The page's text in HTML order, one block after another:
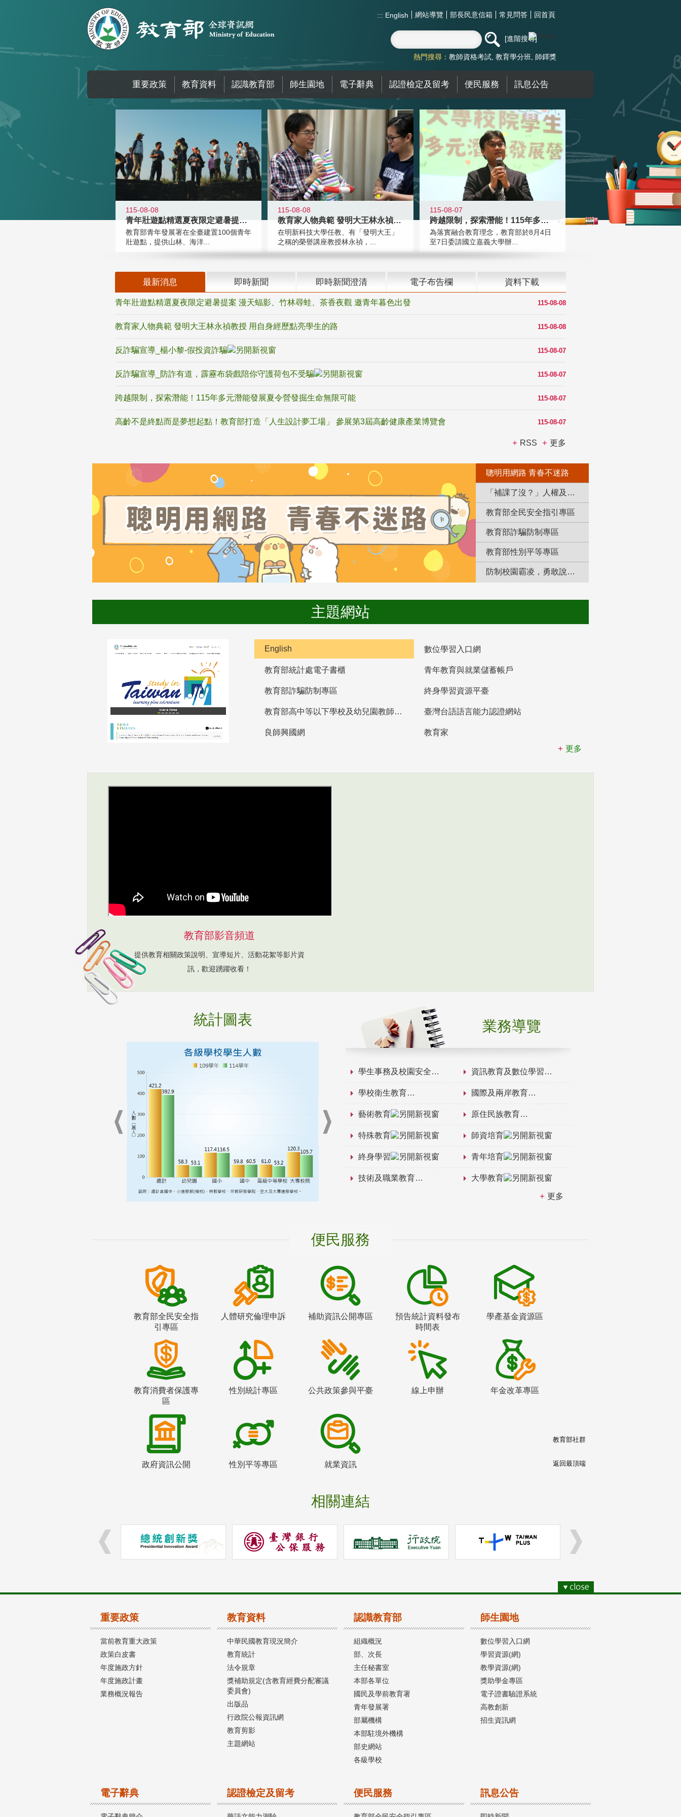
::: English 網站導覽 部長民意信箱 常見問答 回首頁
進階搜尋
熱門搜尋： 教師資格考試 教育學分班 師鐸獎
重要政策 教育資料 認識教育部 師生園地 電子辭典 認證檢定及留考 便民服務 訊息公告
:::
115-08-08
青年壯遊點精選夏夜限定避暑提案 漫
教育部青年發展署在全臺建置100個青年
壯遊點，提供山林、海洋...
115-08-08
教育家人物典範 發明大王林永禎教授
在明新科技大學任教、有「發明大王」
之稱的榮譽講座教授林永禎，...
115-08-07
跨越限制，探索潛能！115年多元潛
為落實融合教育理念，教育部於8月4日
至7日委請國立嘉義大學辦...
最新消息 即時新聞 即時新聞澄清 電子布告欄 資料下載
115-08-08
青年壯遊點精選夏夜限定避暑提案 漫天蝠影、竹林尋蛙、茶香夜觀 邀青年暮色出發
115-08-08
教育家人物典範 發明大王林永禎教授 用自身經歷點亮學生的路
115-08-07
反詐騙宣導_楊小黎-假投資詐騙
115-08-07
反詐騙宣導_防詐有道，霹靂布袋戲陪你守護荷包不受騙
115-08-07
跨越限制，探索潛能！115年多元潛能發展夏令營發掘生命無限可能
115-08-07
高齡不是終點而是夢想起點！教育部打造「人生設計夢工場」 參展第3屆高齡健康產業博覽會
RSS 更多
聰明用網路 青春不迷路
「補課了沒？」人權及轉型正義教育專區
教育部全民安全指引專區
教育部詐騙防制專區
教育部性別平等專區
防制校園霸凌，勇敢說出來！
主題網站
English 數位學習入口網
教育部統計處電子書櫃 青年教育與就業儲蓄帳戶
教育部詐騙防制專區 終身學習資源平臺
教育部高中等以下學校及幼兒園教師資格檢定考試 臺灣台語語言能力認證網站
良師興國網
教育家
更多
教育部影音頻道
提供教育相關政策說明、宣導短片、活動花絮等影片資
訊，歡迎踴躍收看！
統計圖表 業務導覽
學生事務及校園安全 資訊教育及數位學習
學校衛生教育 國際及兩岸教育
藝術教育 原住民族教育
特殊教育 師資培育
終身學習 青年培育
技術及職業教育 大學教育
更多
便民服務
教育部全民安全指
引專區
人體研究倫理申訴 補助資訊公開專區
預告統計資料發布
時間表
學產基金資源區
教育消費者保護專
區
性別統計專區 公共政策參與平臺 線上申辦 年金改革專區
政府資訊公開 性別平等專區 就業資訊
相關連結
教育部社群
返回最頂端
重要政策
當前教育重大政策
政策白皮書
年度施政方針
年度施政計畫
業務概況報告
教育資料
中華民國教育現況簡介
教育統計
法令規章
獎補助規定(含教育經費分配審議
委員會)
出版品
行政院公報資訊網
教育剪影
主題網站
認識教育部
組織概況
部、次長
主任秘書室
本部各單位
國民及學前教育署
青年發展署
部屬機構
本部駐境外機構
部史網站
各級學校
師生園地
數位學習入口網
學習資源(網)
教學資源(網)
獎助學金專區
電子證書驗證系統
高教創新
招生資訊網
電子辭典 認證檢定及留考 便民服務 訊息公告